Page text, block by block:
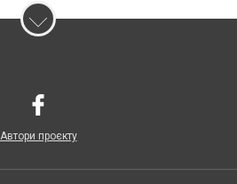
Автори проєкту